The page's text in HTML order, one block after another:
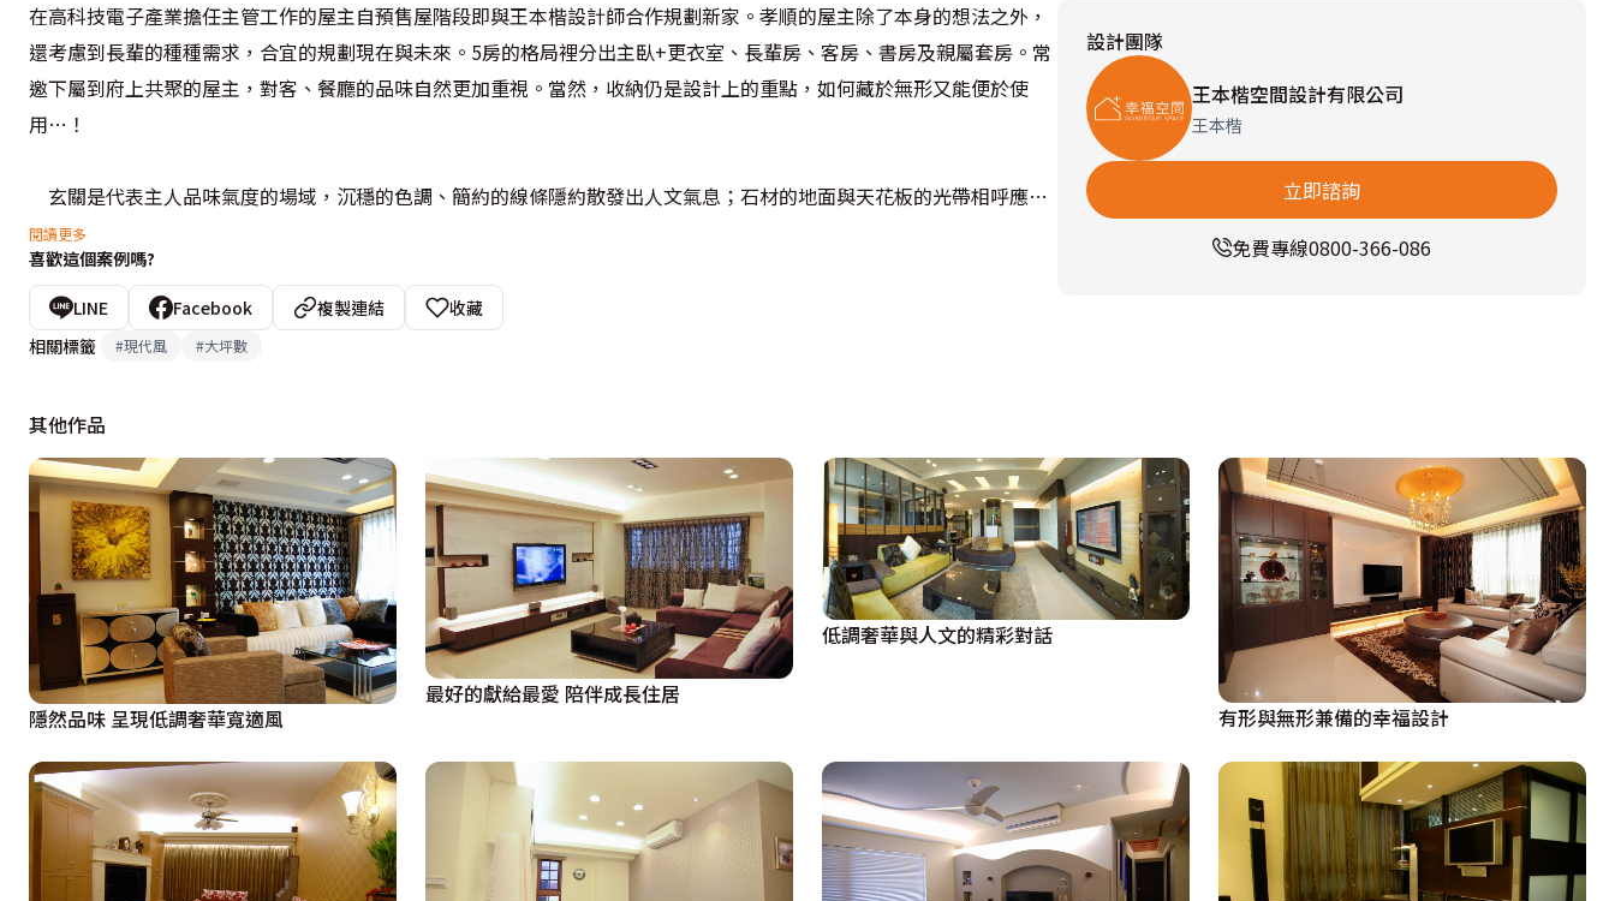
在高科技電子產業擔任主管工作的屋主自預售屋階段即與王本楷設計師合作規劃新家。孝順的屋主除了本身的想法之外，
還考慮到長輩的種種需求，合宜的規劃現在與未來。5房的格局裡分出主臥+更衣室、長輩房、客房、書房及親屬套房。常
邀下屬到府上共聚的屋主，對客、餐廳的品味自然更加重視。當然，收納仍是設計上的重點，如何藏於無形又能便於使
用…！
    玄關是代表主人品味氣度的場域，沉穩的色調、簡約的線條隱約散發出人文氣息；石材的地面與天花板的光帶相呼應，
加強整區的質感與空間感。同時在收納的設計手法上，除規劃出置鞋區與掛置外套區外，還特別設計一組活動穿鞋矮櫃，
體貼主人使用上的實際需求。
    離開玄關區進入客廳，映入眼簾的不是雍容華貴的珠光寶氣，而是一派優雅的北歐簡約風情，沙發背牆上是來自瑞士國
息，設計師款的沙發與圓型大几形成不對稱而圓融之美！屋主也相當重視視聽享受，設計師依各設備尺寸規畫在TV矮櫃
    與客廳緊鄰的用餐空間是屋主與賓客交誼場域，低調而華麗的圓球型水晶燈照映在墨色烤漆玻璃的圓桌上，雪白的餐具
加上愉悅的好心情，讓親情、友情增溫！左側設計了一組穿透式酒櫃，放上幾瓶獨特的洋酒，展現出屋主的品味。而右側
設計了一組紅酒收藏櫃，當好友來訪，就是打開收藏多年好酒的分享時刻….
    採用雙摺疊門的書房，可讓空間全然開闊也可視需要保有隱私。書房裡除該有的書桌、書櫃外，還特別擺放一組舒適的
單人躺椅，閱覽群書可坐可躺不拘一格！
    收納、穩重、簡單，長親房就架構在這3個原則下，營造出實用取向的臥室。設計上，選用了進口壁紙來凸顯床頭配色
質感，典雅舒適不落俗套！
    來到主臥室立刻被德國進口的壁紙深深吸引。質感隱隱浮現的氛圍中，可明顯感受到主人行事低調不浮誇的風格；看看
閱讀更多
喜歡這個案例嗎?
LINE Facebook 複製連結
收藏
相關標籤
#現代風 #大坪數
設計團隊
王本楷空間設計有限公司
王本楷
立即諮詢
免費專線0800-366-086
其他作品
隱然品味 呈現低調奢華寬適風
最好的獻給最愛 陪伴成長住居
低調奢華與人文的精彩對話
有形與無形兼備的幸福設計